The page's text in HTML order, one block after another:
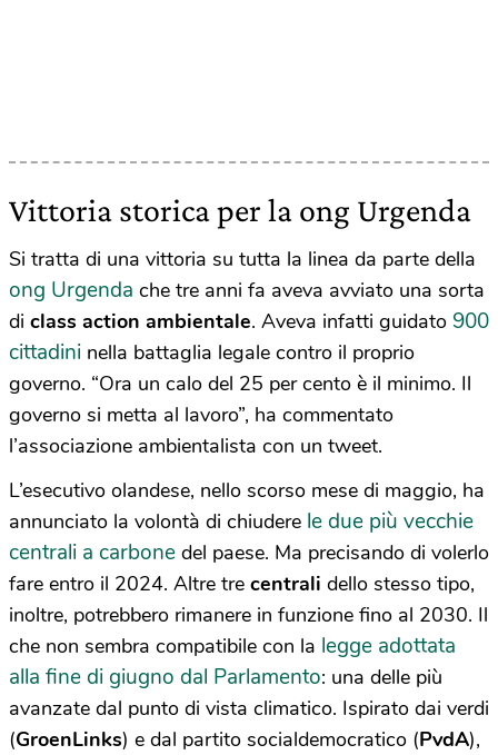
Vittoria storica per la ong Urgenda
Si tratta di una vittoria su tutta la linea da parte della
ong Urgenda che tre anni fa aveva avviato una sorta
di class action ambientale. Aveva infatti guidato 900
cittadini nella battaglia legale contro il proprio
governo. “Ora un calo del 25 per cento è il minimo. Il
governo si metta al lavoro”, ha commentato
l’associazione ambientalista con un tweet.
L’esecutivo olandese, nello scorso mese di maggio, ha
annunciato la volontà di chiudere le due più vecchie
centrali a carbone del paese. Ma precisando di volerlo
fare entro il 2024. Altre tre centrali dello stesso tipo,
inoltre, potrebbero rimanere in funzione fino al 2030. Il
che non sembra compatibile con la legge adottata
alla fine di giugno dal Parlamento: una delle più
avanzate dal punto di vista climatico. Ispirato dai verdi
(GroenLinks) e dal partito socialdemocratico (PvdA),